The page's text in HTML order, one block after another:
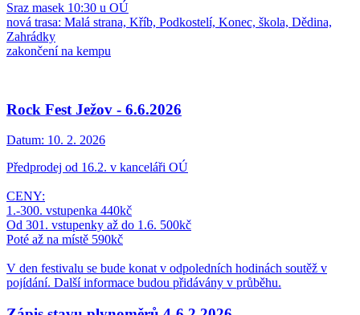
Sraz masek 10:30 u OÚ
nová trasa: Malá strana, Kříb, Podkostelí, Konec, škola, Dědina,
Zahrádky
zakončení na kempu
Rock Fest Ježov - 6.6.2026
Datum: 10. 2. 2026
Předprodej od 16.2. v kanceláři OÚ
CENY:
1.-300. vstupenka 440kč
Od 301. vstupenky až do 1.6. 500kč
Poté až na místě 590kč
V den festivalu se bude konat v odpoledních hodinách soutěž v
pojídání. Další informace budou přidávány v průběhu.